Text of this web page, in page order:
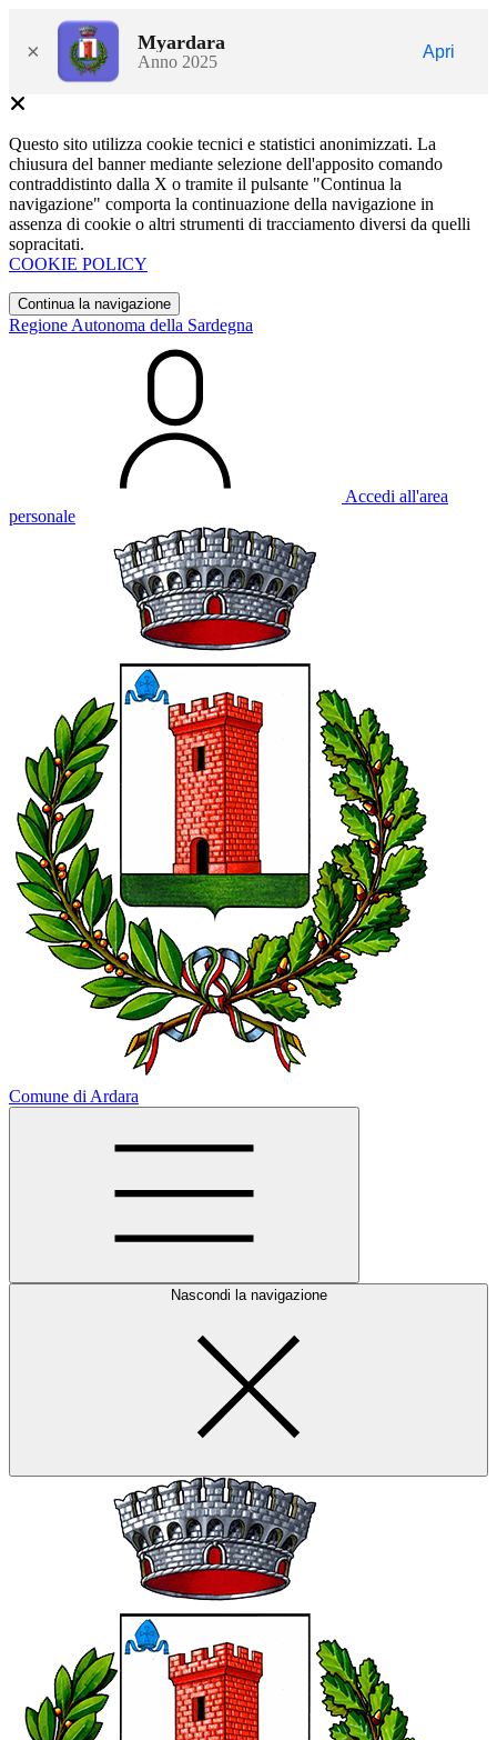
× Myardara
Anno 2025
Apri
Questo sito utilizza cookie tecnici e statistici anonimizzati. La
chiusura del banner mediante selezione dell'apposito comando
contraddistinto dalla X o tramite il pulsante "Continua la
navigazione" comporta la continuazione della navigazione in
assenza di cookie o altri strumenti di tracciamento diversi da quelli
sopracitati.
COOKIE POLICY
Continua la navigazione
Regione Autonoma della Sardegna
Accedi all'area
personale
Comune di Ardara
Nascondi la navigazione